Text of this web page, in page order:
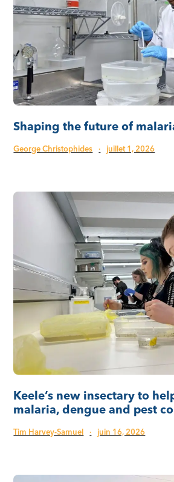
Shaping the future of
George Christophides · juillet 1, 2026
Keele’s new insectary to
malaria, dengue and pest
Tim Harvey-Samuel · juin 16, 2026